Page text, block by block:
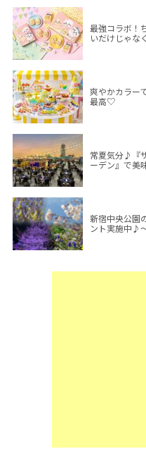
最強コラボ！
いだけじゃな
爽やかカラー
最高♡
常夏気分♪『
ーデン』で美
新宿中央公園
ント実施中♪